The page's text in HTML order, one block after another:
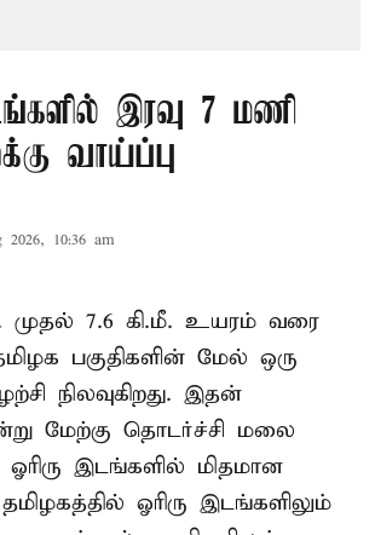
இரவு 7 மணி
வாய்ப்பு
2026, 10:36 am
முதல் 7.6 கி.மீ. உயரம் வரை
பகுதிகளின் மேல் ஒரு
நிலவுகிறது. இதன்
மேற்கு தொடர்ச்சி மலை
இடங்களில் மிதமான
ஓரிரு இடங்களிலும்